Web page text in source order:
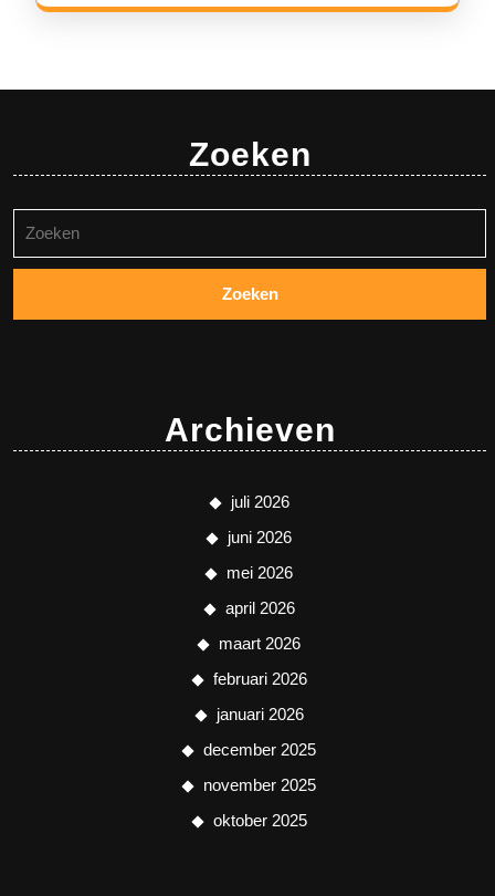
Zoeken
naar:
Archieven
juli 2026
juni 2026
mei 2026
april 2026
maart 2026
februari 2026
januari 2026
december 2025
november 2025
oktober 2025